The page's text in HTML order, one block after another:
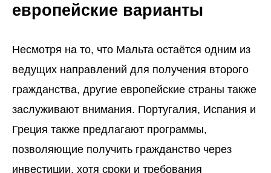
европейские варианты
Несмотря на то, что Мальта остаётся одним из
ведущих направлений для получения второго
гражданства, другие европейские страны также
заслуживают внимания. Португалия, Испания и
Греция также предлагают программы,
позволяющие получить гражданство через
инвестиции, хотя сроки и требования